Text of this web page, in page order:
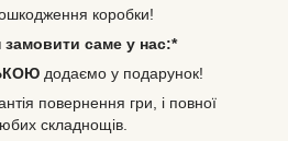
коробки!
замовити саме у нас:*
додаємо у подарунок!
повернення гри, і повної
складнощів.